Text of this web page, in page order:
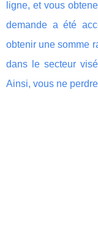
ligne, et vous
demande a été
obtenir une somme
dans le secteur
Ainsi, vous ne